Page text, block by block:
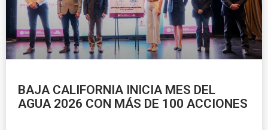
BAJA CALIFORNIA INICIA MES DEL
AGUA 2026 CON MÁS DE 100 ACCIONES